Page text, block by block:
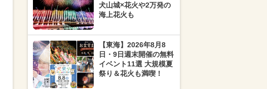
犬山城×花火や2万発の
海上花火も
【東海】2026年8月8
日・9日週末開催の無料
イベント11選 大規模夏
祭り＆花火も満喫！